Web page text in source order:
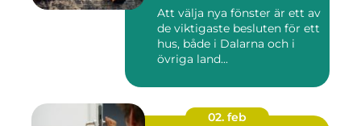
Att välja nya fönster är ett av
de viktigaste besluten för ett
hus, både i Dalarna och i
övriga land...
02. feb